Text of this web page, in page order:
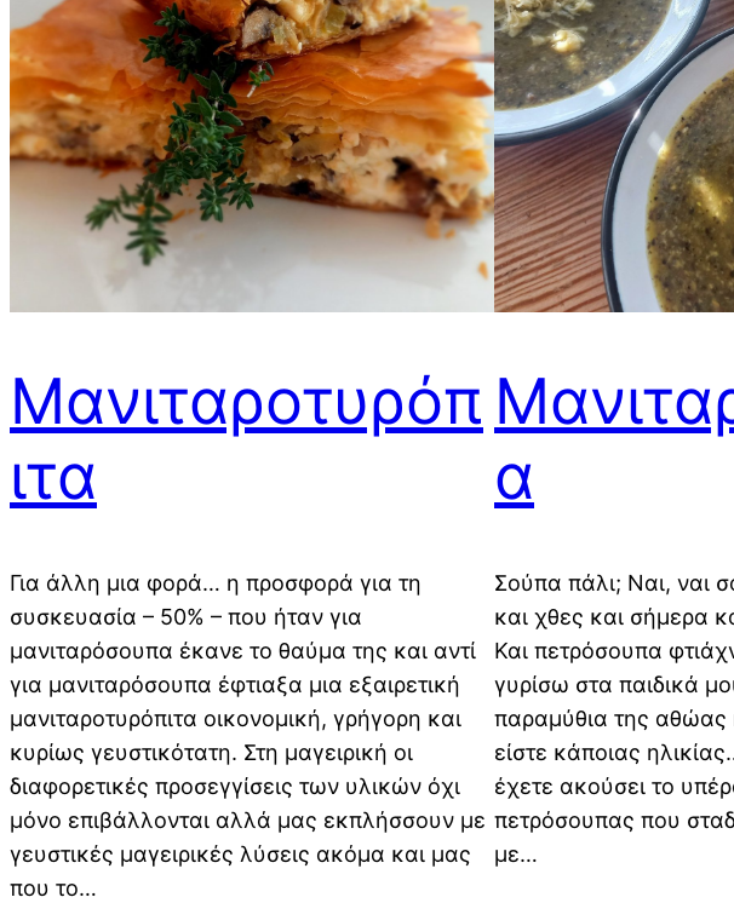
Μανιταροτυρόπ
ιτα
Για άλλη μια φορά… η προσφορά για τη
συσκευασία – 50% – που ήταν για
μανιταρόσουπα έκανε το θαύμα της και αντί
για μανιταρόσουπα έφτιαξα μια εξαιρετική
μανιταροτυρόπιτα οικονομική, γρήγορη και
κυρίως γευστικότατη. Στη μαγειρική οι
διαφορετικές προσεγγίσεις των υλικών όχι
μόνο επιβάλλονται αλλά μας εκπλήσσουν με
γευστικές μαγειρικές λύσεις ακόμα και μας
που το…
α
Σούπα πάλι; Ναι, ναι
και χθες και σήμερα
Και πετρόσουπα
γυρίσω στα παιδικά
παραμύθια της αθώας
είστε κάποιας
έχετε ακούσει το
πετρόσουπας που
με…